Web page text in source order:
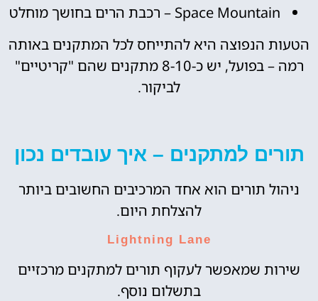
Space Mountain – רכבת הרים בחושך מוחלט
הטעות הנפוצה היא להתייחס לכל המתקנים באותה
רמה – בפועל, יש כ-8-10 מתקנים שהם "קריטיים"
לביקור.
תורים למתקנים – איך עובדים נכון
ניהול תורים הוא אחד המרכיבים החשובים ביותר
להצלחת היום.
Lightning Lane
שירות שמאפשר לעקוף תורים למתקנים מרכזיים
בתשלום נוסף.